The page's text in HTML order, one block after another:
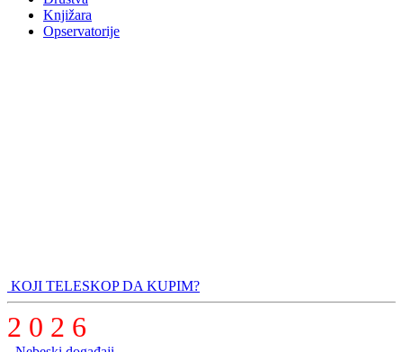
Knjižara
Opservatorije
KOJI TELESKOP DA KUPIM?
2 0 2 6